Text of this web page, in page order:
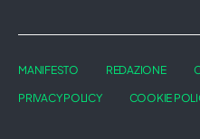
MANIFESTO REDAZIONE
PRIVACY POLICY COOKIE